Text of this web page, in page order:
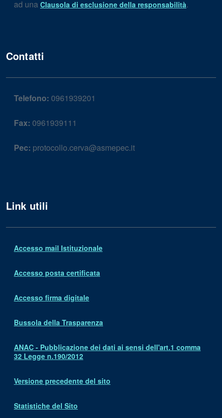
ad una Clausola di esclusione della responsabilità.
Contatti
Telefono: 0961939201
Fax: 0961939111
Pec: protocollo.cerva@asmepec.it
Link utili
Accesso mail Istituzionale
Accesso posta certificata
Accesso firma digitale
Bussola della Trasparenza
ANAC - Pubblicazione dei dati ai sensi dell'art.1 comma
32 Legge n.190/2012
Versione precedente del sito
Statistiche del Sito